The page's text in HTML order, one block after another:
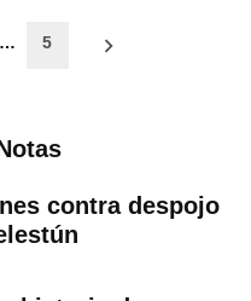
… 5
contra despojo